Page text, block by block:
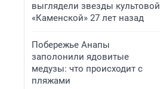
выглядели звезды культовой
«Каменской» 27 лет назад
Побережье Анапы
заполонили ядовитые
медузы: что происходит с
пляжами